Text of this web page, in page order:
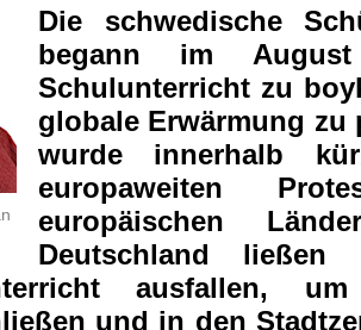
Die schwedische
begann im
Schulunterricht zu
globale Erwärmung
wurde innerhalb
europaweiten
europäischen
Deutschland
ausfallen,
und in den